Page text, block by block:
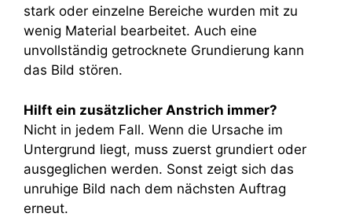
stark oder einzelne Bereiche wurden mit zu
wenig Material bearbeitet. Auch eine
unvollständig getrocknete Grundierung kann
das Bild stören.
Hilft ein zusätzlicher Anstrich immer?
Nicht in jedem Fall. Wenn die Ursache im
Untergrund liegt, muss zuerst grundiert oder
ausgeglichen werden. Sonst zeigt sich das
unruhige Bild nach dem nächsten Auftrag
erneut.